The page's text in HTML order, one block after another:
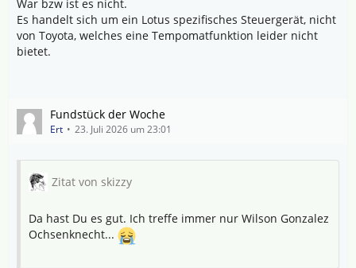
War bzw ist es nicht.
Es handelt sich um ein Lotus spezifisches Steuergerät, nicht
von Toyota, welches eine Tempomatfunktion leider nicht
bietet.
Fundstück der Woche
Ert 23. Juli 2026 um 23:01
Zitat von skizzy
Da hast Du es gut. Ich treffe immer nur Wilson Gonzalez
Ochsenknecht...